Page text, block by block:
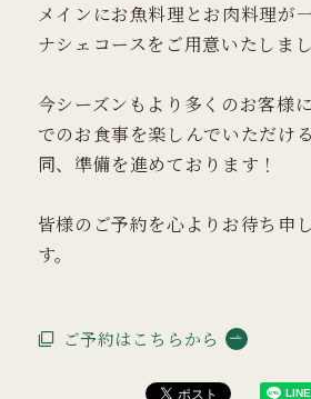
メインにお魚料理とお肉料理が
ナシェコースをご用意いたしまし
今シーズンもより多くのお客様
でのお食事を楽しんでいただけ
同、準備を進めております！
皆様のご予約を心よりお待ち申
す。
ご予約はこちらから